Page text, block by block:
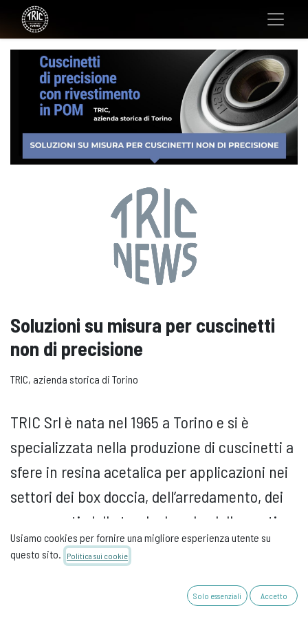
Soluzioni su misura per cuscinetti
non di precisione
TRIC, azienda storica di Torino
TRIC Srl è nata nel 1965 a Torino e si è
specializzata nella produzione di cuscinetti a
sfere in resina acetalica per applicazioni nei
settori dei box doccia, dell’arredamento, dei
serramenti, delle tende da sole, della nautica
e dei distributori automatici.
Successivamente ha allargato la sua
produzione anche ai cuscinetti in acciaio
Usiamo cookies per fornire una migliore esperienza utente su
questo sito.
Politica sui cookie
Solo essenziali Accetto